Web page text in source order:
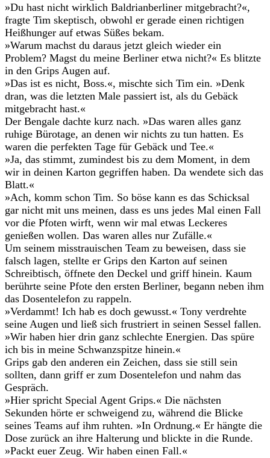
»Du hast nicht wirklich Baldrianberliner mitgebracht?«,
fragte Tim skeptisch, obwohl er gerade einen richtigen
Heißhunger auf etwas Süßes bekam.
»Warum machst du daraus jetzt gleich wieder ein
Problem? Magst du meine Berliner etwa nicht?« Es blitzte
in den Grips Augen auf.
»Das ist es nicht, Boss.«, mischte sich Tim ein. »Denk
dran, was die letzten Male passiert ist, als du Gebäck
mitgebracht hast.«
Der Bengale dachte kurz nach. »Das waren alles ganz
ruhige Bürotage, an denen wir nichts zu tun hatten. Es
waren die perfekten Tage für Gebäck und Tee.«
»Ja, das stimmt, zumindest bis zu dem Moment, in dem
wir in deinen Karton gegriffen haben. Da wendete sich das
Blatt.«
»Ach, komm schon Tim. So böse kann es das Schicksal
gar nicht mit uns meinen, dass es uns jedes Mal einen Fall
vor die Pfoten wirft, wenn wir mal etwas Leckeres
genießen wollen. Das waren alles nur Zufälle.«
Um seinem misstrauischen Team zu beweisen, dass sie
falsch lagen, stellte er Grips den Karton auf seinen
Schreibtisch, öffnete den Deckel und griff hinein. Kaum
berührte seine Pfote den ersten Berliner, begann neben ihm
das Dosentelefon zu rappeln.
»Verdammt! Ich hab es doch gewusst.« Tony verdrehte
seine Augen und ließ sich frustriert in seinen Sessel fallen.
»Wir haben hier drin ganz schlechte Energien. Das spüre
ich bis in meine Schwanzspitze hinein.«
Grips gab den anderen ein Zeichen, dass sie still sein
sollten, dann griff er zum Dosentelefon und nahm das
Gespräch.
»Hier spricht Special Agent Grips.« Die nächsten
Sekunden hörte er schweigend zu, während die Blicke
seines Teams auf ihm ruhten. »In Ordnung.« Er hängte die
Dose zurück an ihre Halterung und blickte in die Runde.
»Packt euer Zeug. Wir haben einen Fall.«